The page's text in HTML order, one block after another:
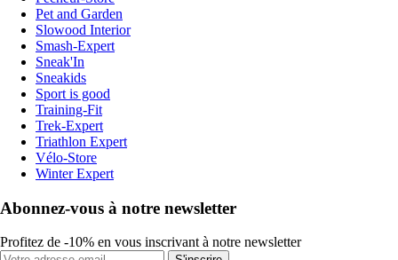
Pet and Garden
Slowood Interior
Smash-Expert
Sneak'In
Sneakids
Sport is good
Training-Fit
Trek-Expert
Triathlon Expert
Vélo-Store
Winter Expert
Abonnez-vous à notre newsletter
Profitez de -10% en vous inscrivant à notre newsletter